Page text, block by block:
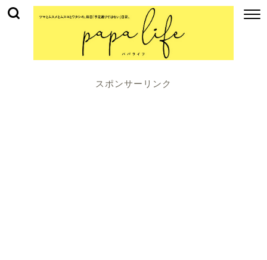
スポンサーリンク